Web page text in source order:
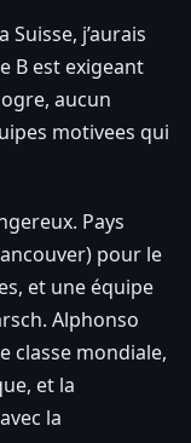
j’aurais
B est exigeant
aucun
motivees qui
Pays
pour le
et une équipe
Alphonso
classe mondiale,
et la
la